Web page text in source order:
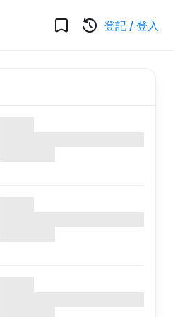
登記 / 登入